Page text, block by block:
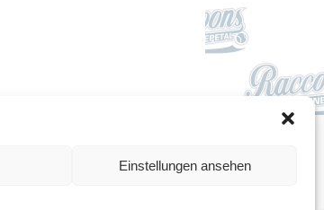
Einstellungen ansehen